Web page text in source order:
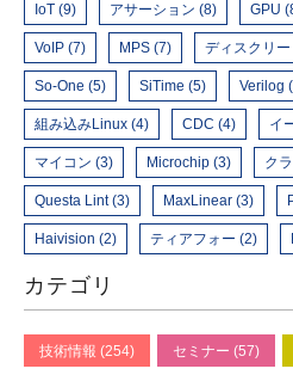
IoT (9) アサーション (8) GPU
VoIP (7) MPS (7) ディスクリ
So-One (5) SiTime (5) Verilog
組み込みLinux (4) CDC (4) イ
マイコン (3) Microchip (3) ク
Questa Lint (3) MaxLinear (3)
Haivision (2) ティアフォー (2)
カテゴリ
技術情報 (254) セミナー (57)